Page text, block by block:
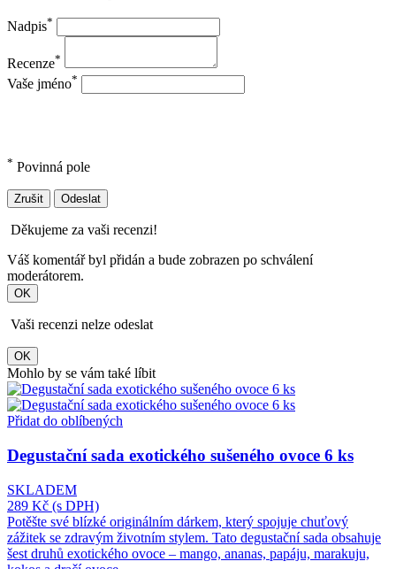
Nadpis*
Recenze*
Vaše jméno*
* Povinná pole
Zrušit Odeslat
Děkujeme za vaši recenzi!
Váš komentář byl přidán a bude zobrazen po schválení
moderátorem.
OK
Vaši recenzi nelze odeslat
OK
Mohlo by se vám také líbit
Přidat do oblíbených
Degustační sada exotického sušeného ovoce 6 ks
SKLADEM
289 Kč (s DPH)
Potěšte své blízké originálním dárkem, který spojuje chuťový
zážitek se zdravým životním stylem. Tato degustační sada obsahuje
šest druhů exotického ovoce – mango, ananas, papáju, marakuju,